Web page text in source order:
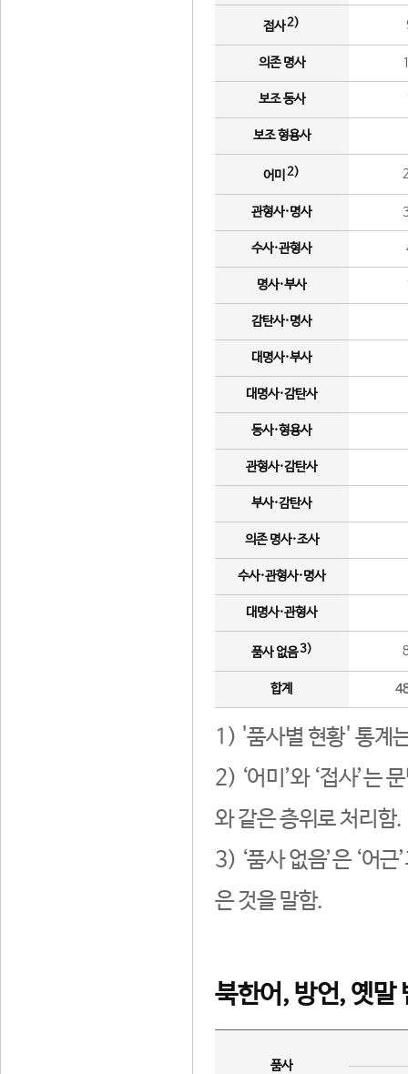
접사2)
의존 명사
보조 동사
보조 형용사
어미 2)
관형사·명사
수사·관형사
명사·부사
감탄사·명사
대명사·부사
대명사·감탄사
동사·형용사
관형사·감탄사
부사·감탄사
의존 명사·조사
수사·관형사·명사
대명사·관형사
품사 없음3)
합계
1) '품사별 현황' 통계
2) ‘어미’와 ‘접사’는
와 같은 층위로 처리함.
3) ‘품사 없음’은 ‘어
은 것을 말함.
북한어, 방언, 옛말
품사